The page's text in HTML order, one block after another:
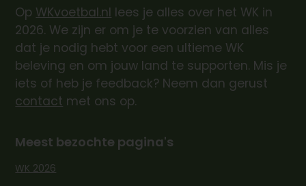
Op WKvoetbal.nl lees je alles over het WK in
2026. We zijn er om je te voorzien van alles
dat je nodig hebt voor een ultieme WK
beleving en om jouw land te supporten. Mis je
iets of heb je feedback? Neem dan gerust
contact met ons op.
Meest bezochte pagina's
WK 2026